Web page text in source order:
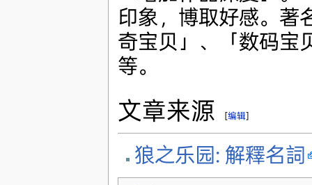
印象，博取好感。著
奇宝贝」、「数码宝
等。
文章来源 [编辑]
狼之乐园: 解釋名詞